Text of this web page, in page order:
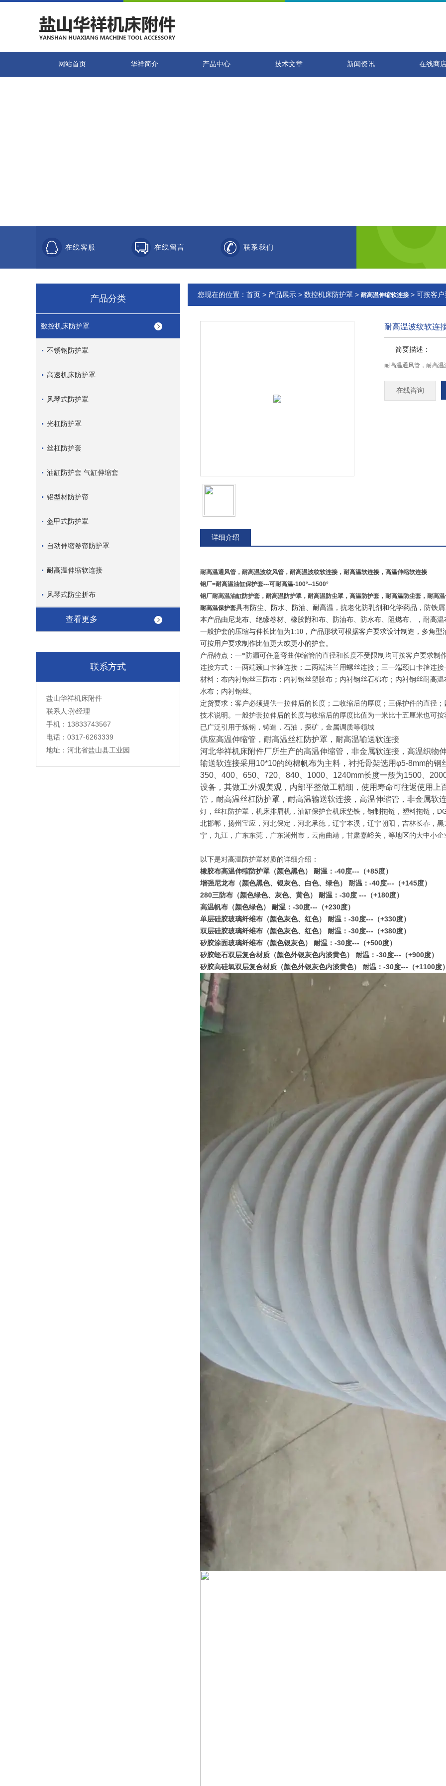
网站首页 华祥简介 产品中心 技术文章 新闻资讯 在线商
在线客服 在线留言 联系我们
产品分类
数控机床防护罩
不锈钢防护罩
高速机床防护罩
风琴式防护罩
光杠防护罩
丝杠防护套
油缸防护套 气缸伸缩套
铝型材防护帘
盔甲式防护罩
自动伸缩卷帘防护罩
耐高温伸缩软连接
风琴式防尘折布
查看更多
联系方式
盐山华祥机床附件
联系人:孙经理
手机：13833743567
电话：0317-6263339
地址：河北省盐山县工业园
您现在的位置： 首页 > 产品展示 > 数控机床防护罩 > 耐高温伸缩软连接 > 可按客
耐高温波纹软连
简要描述：
耐高温通风管，耐高
在线咨询
详细介绍
耐高温通风管，耐高温波纹风管，耐高温波纹软连接，耐高温软连接，高温伸缩软连接
钢厂=耐高温油缸保护套---可耐高温-100°--1500°
钢厂耐高温油缸防护套，耐高温防护罩，耐高温防尘罩，高温防护套，耐高温防尘套，耐高
耐高温保护套具有防尘、防水、防油、耐高温，抗老化防乳剂和化学药品，防铁
本产品由尼龙布、绝缘卷材、橡胶附和布、防油布、防水布、阻燃布、，耐高
一般护套的压缩与伸长比值为1:10 ，产品形状可根据客户要求设计制造，多角
可按用户要求制作比值更大或更小的护套。
产品特点：一*防漏可任意弯曲伸缩管的直径和长度不受限制均可按客户要求制
连接方式：一两端颈口卡箍连接；二两端法兰用螺丝连接；三一端颈口卡箍连
材料：布内衬钢丝三防布；内衬钢丝塑胶布；内衬钢丝石棉布；内衬钢丝耐高
水布；内衬钢丝。
定货要求：客户必须提供一拉伸后的长度；二收缩后的厚度；三保护件的直径
技术说明。一般护套拉伸后的长度与收缩后的厚度比值为一米比十五厘米也可
已广泛引用于炼钢，铸造，石油，探矿，金属调质等领域
供应高温伸缩管，耐高温丝杠防护罩，耐高温输送软连接
河北华祥机床附件厂所生产的高温伸缩管，非金属软连接，高温织物
输送软连接采用10*10的纯棉帆布为主料，衬托骨架选用φ5-8mm的
350、400、650、720、840、1000、1240mm长度一般为1500、
设备，其做工;外观美观，内部平整做工精细，使用寿命可往返使用上
管，耐高温丝杠防护罩，耐高温输送软连接，高温伸缩管，非金属软
灯，丝杠防护罩，机床排屑机，油缸保护套机床垫铁，钢制拖链，塑料拖链，
北邯郸，扬州宝应，河北保定，河北承德，辽宁本溪，辽宁朝阳，吉林长春，
宁，九江，广东东莞，广东潮州市，云南曲靖，甘肃嘉峪关，等地区的大中小
以下是对高温防护罩材质的详细介绍：
橡胶布高温伸缩防护罩（颜色黑色） 耐温：-40度---（+85度）
增强尼龙布（颜色黑色、银灰色、白色、绿色） 耐温：-40度---（+145度）
280三防布（颜色绿色、灰色、黄色） 耐温：-30度 ---（+180度）
高温帆布（颜色绿色） 耐温：-30度---（+230度）
单层硅胶玻璃纤维布（颜色灰色、红色） 耐温：-30度---（+330度）
双层硅胶玻璃纤维布（颜色灰色、红色） 耐温：-30度---（+380度）
矽胶涂面玻璃纤维布（颜色银灰色） 耐温：-30度---（+500度）
矽胶蛭石双层复合材质（颜色外银灰色内淡黄色） 耐温：-30度---（+900度）
矽胶高硅氧双层复合材质（颜色外银灰色内淡黄色） 耐温：-30度---（+1100度